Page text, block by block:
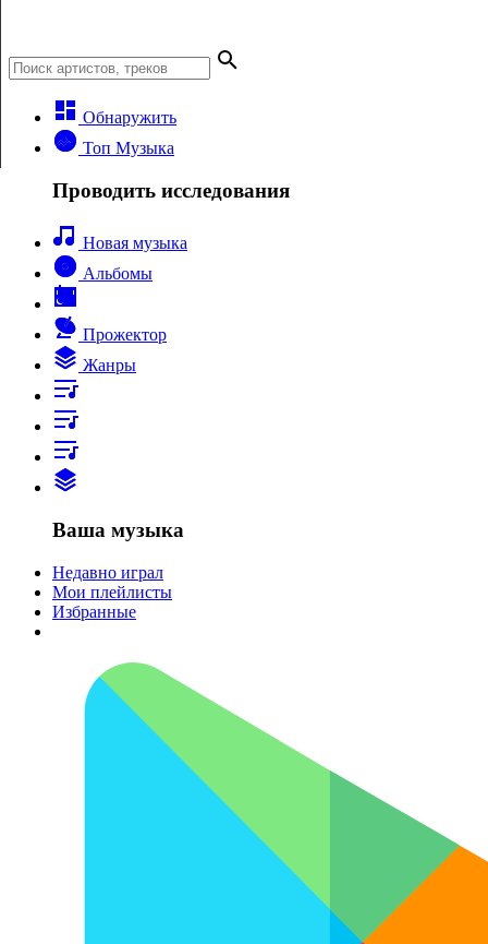
Обнаружить
Топ Музыка
Проводить исследования
Новая музыка
Альбомы
Прожектор
Жанры
Ваша музыка
Недавно играл
Мои плейлисты
Избранные